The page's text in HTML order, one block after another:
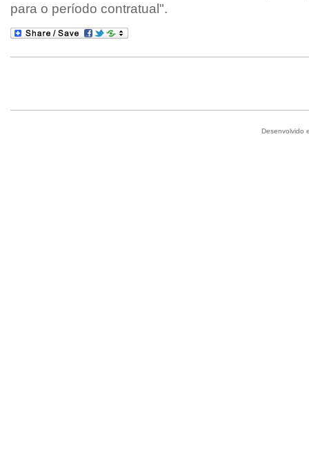
para o período contratual".
Desenvolvido